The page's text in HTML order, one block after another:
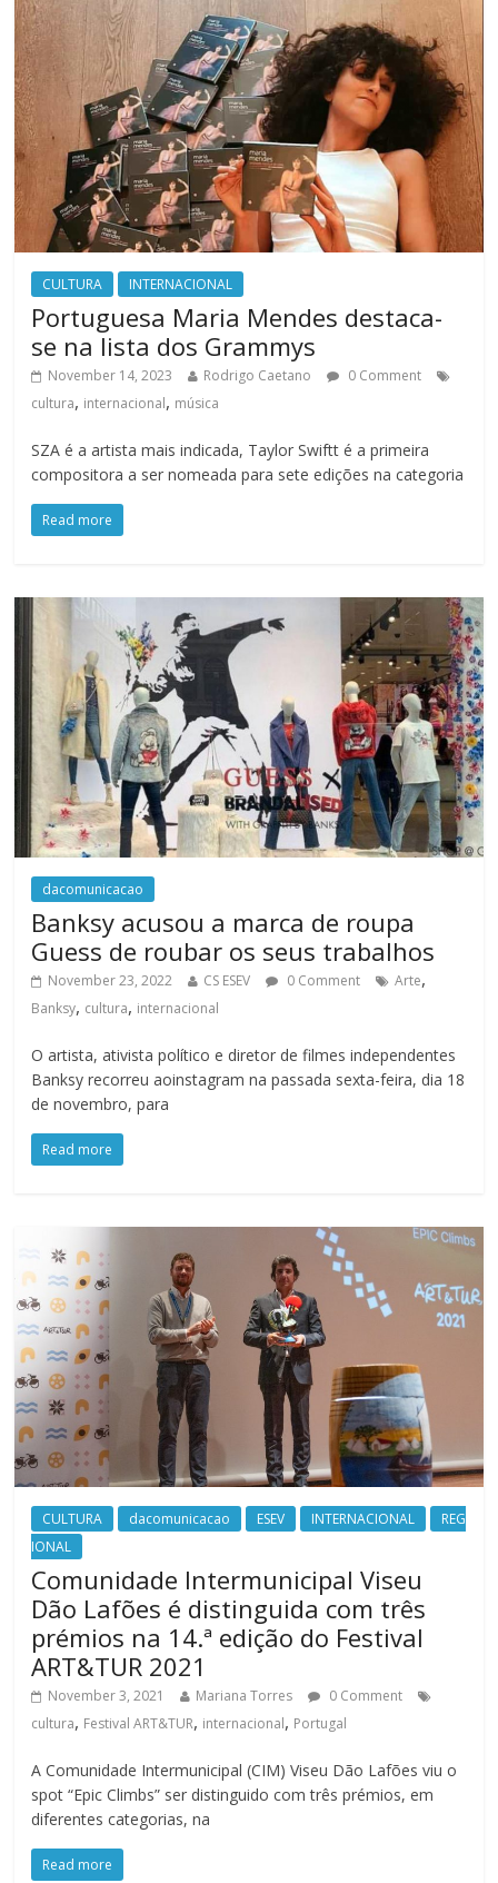
CULTURA INTERNACIONAL
Portuguesa Maria Mendes destaca-
se na lista dos Grammys
November 14, 2023 Rodrigo Caetano
0 Comment
cultura, internacional, música
SZA é a artista mais indicada, Taylor Swiftt é a primeira
compositora a ser nomeada para sete edições na categoria
Read more
dacomunicacao
Banksy acusou a marca de roupa
Guess de roubar os seus trabalhos
November 23, 2022 CS ESEV 0 Comment Arte,
Banksy, cultura, internacional
O artista, ativista político e diretor de filmes independentes
Banksy recorreu aoinstagram na passada sexta-feira, dia 18
de novembro, para
Read more
CULTURA dacomunicacao ESEV INTERNACIONAL
REG
IONAL
Comunidade Intermunicipal Viseu
Dão Lafões é distinguida com três
prémios na 14.ª edição do Festival
ART&TUR 2021
November 3, 2021 Mariana Torres
0 Comment
cultura, Festival ART&TUR, internacional, Portugal
A Comunidade Intermunicipal (CIM) Viseu Dão Lafões viu o
spot “Epic Climbs” ser distinguido com três prémios, em
diferentes categorias, na
Read more